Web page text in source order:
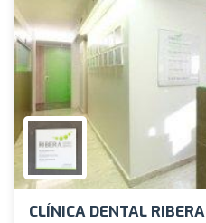
CLÍNICA DENTAL RIBERA